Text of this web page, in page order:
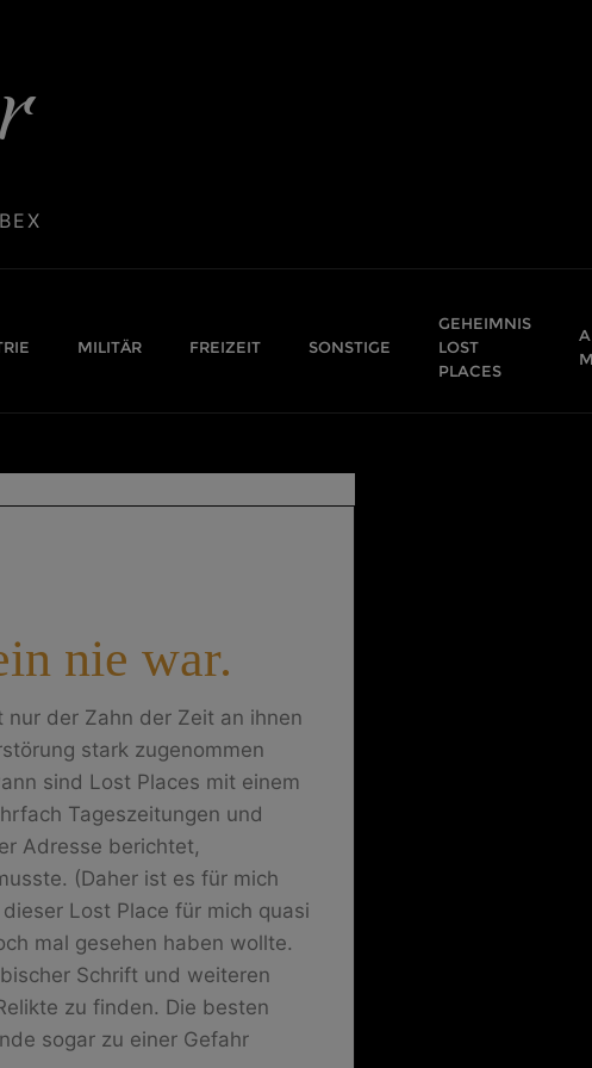
MILITÄR FREIZEIT SONSTIGE
GEHEIMNIS
LOST
PLACES
nie war.
der Zahn der Zeit an ihnen
stark zugenommen
sind Lost Places mit einem
Tageszeitungen und
Adresse berichtet,
(Daher ist es für mich
Lost Place für mich quasi
mal gesehen haben wollte.
Schrift und weiteren
zu finden. Die besten
sogar zu einer Gefahr